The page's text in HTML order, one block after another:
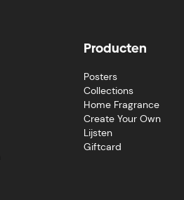
Producten
Posters
Collections
Home Fragrance
Create Your Own
Lijsten
Giftcard